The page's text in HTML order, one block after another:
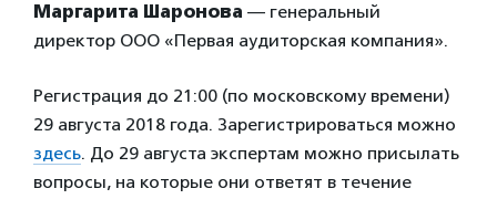
Маргарита Шаронова — генеральный
директор ООО «Первая аудиторская компания».
Регистрация до 21:00 (по московскому времени)
29 августа 2018 года. Зарегистрироваться можно
здесь. До 29 августа экспертам можно присылать
вопросы, на которые они ответят в течение